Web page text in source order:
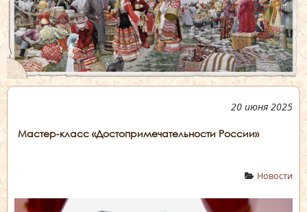
20 июня 2025
Мастер-класс «Достопримечательности России»
Новости